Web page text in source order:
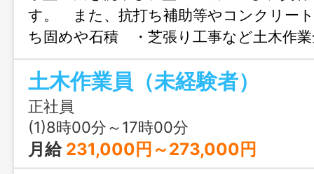
す。 また、抗打ち補助等やコンクリー
ち固めや石積 ・芝張り工事など土木作
す。 ※現場は中津市近郊で
す
変更範囲：変更なし
土木作業員（未経験者）
正社員
(1)8時00分～17時00分
月給 231,000円～273,000円